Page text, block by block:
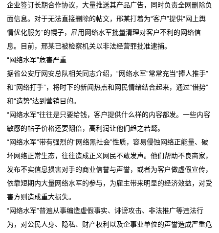
企业签订长期合作协议，大量推送其产品广告，同时负责全网删除负
面信息。对于无法直接删除的帖文，邢某打着为“客户”提供“网上舆
情优化服务”的幌子，雇用网络水军批量清理对客户不利的网络信
息。目前，邢某已被检察机关以非法经营罪批准逮捕。
“网络水军”危害严重
据省公安厅网安总队相关同志介绍，“网络水军”常常充当“捧人推手”
和“网络打手”，将时下的新闻热点和网民情绪结合起来，通过“借势”
和“造势”达到营销目的。
“网络水军”往往是只要给钱，客户提供什么样的内容都发。一些内容
敏感的帖子价格还要翻倍，高利润让他们趋之若鹜。
“网络水军”带有强烈的“网络黑社会”性质，容易侵蚀网络正能量、破
坏网络正常生态，往往造成正义网民不敢发声。他们帮助不良商家，
发布不实信息损害对手的商业信誉与声誉，或者为客户做虚假宣传，
依靠短期内大量网络水军的参与，为雇主带来明显的经济效益，对受
害方则造成重大损失。
“网络水军”普遍从事编造虚假事实、诽谤攻击、非法推广等违法行
为，对公民人身、隐私、财产权利以及企事业单位的声誉造成严重危